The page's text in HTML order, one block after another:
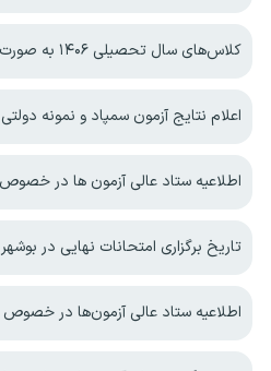
کلاس‌های سال تحصیلی ۱۴۰۶ به صورت حضوری خواهد بود
اعلام نتایج آزمون سمپاد و نمونه دولتی پس از دریافت
اطلاعیه ستاد عالی آزمون ها در خصوص برگزاری
تاریخ برگزاری امتحانات نهایی در
اطلاعیه ستاد عالی آزمون‌ها در خصوص